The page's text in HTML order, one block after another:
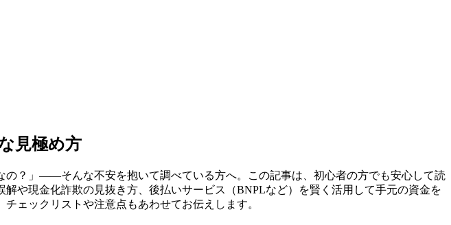
見極め方
の？」——そんな不安を抱いて調べている方へ。この記事は、初心者の方でも安心して読
や現金化詐欺の見抜き方、後払いサービス（BNPLなど）を賢く活用して手元の資金を
ェックリストや注意点もあわせてお伝えします。